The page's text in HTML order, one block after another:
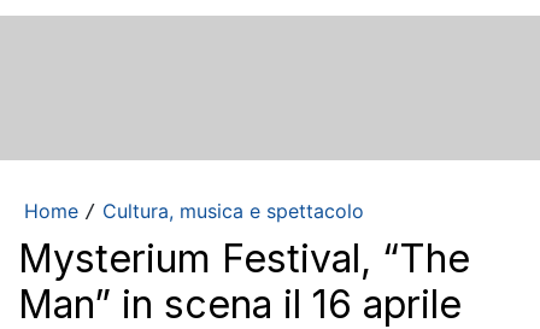
Home / Cultura, musica e spettacolo
Mysterium Festival, “The
Man” in scena il 16 aprile